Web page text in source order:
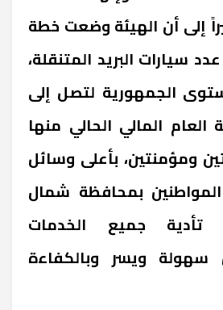
إلى أن الهيئة وضعت خطة
سيارات البريد المتنقلة،
الجمهورية لتصل إلى
العام المالي الحالي منها
ومؤمنتين، بأعلى وسائل
بمحافظة شمال
تأدية جميع الخدمات
سهولة ويسر وبالكفاءة